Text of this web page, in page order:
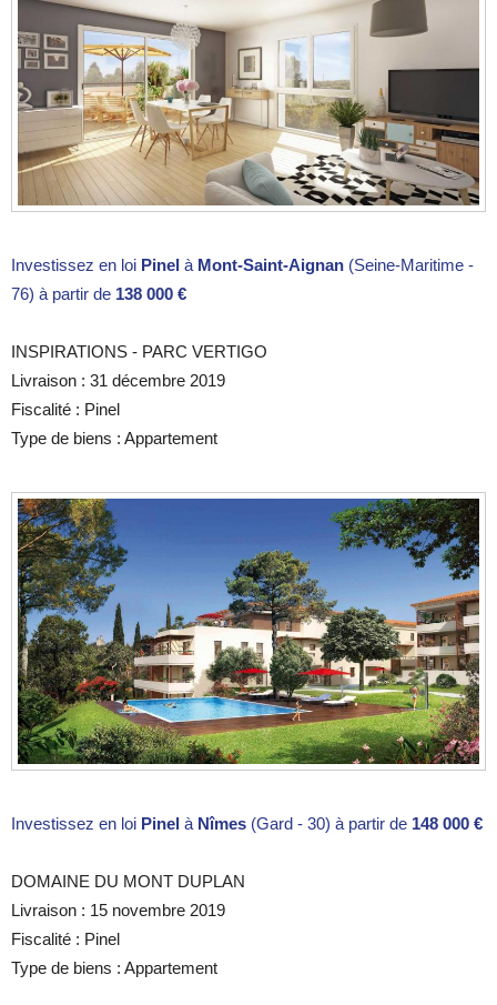
Investissez en loi Pinel à Mont-Saint-Aignan (Seine-Maritime -
76) à partir de 138 000 €
INSPIRATIONS - PARC VERTIGO
Livraison : 31 décembre 2019
Fiscalité : Pinel
Type de biens : Appartement
Investissez en loi Pinel à Nîmes (Gard - 30) à partir de 148 000 €
DOMAINE DU MONT DUPLAN
Livraison : 15 novembre 2019
Fiscalité : Pinel
Type de biens : Appartement